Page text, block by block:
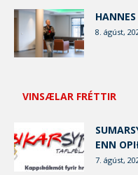
8. ágúst,
VINSÆLAR FRÉTTIR
ENN
7. ágúst,